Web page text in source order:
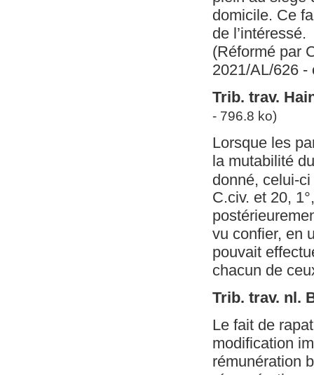
domicile. Ce
de l’intéressé.
(Réformé par
2021/AL/626 -
Trib. trav.
- 796.8 ko)
Lorsque les
la mutabilité
donné, celui-
C.civ. et 20,
vu confier, en
pouvait
chacun de
Trib. trav. nl.
Le fait de
modification
rémunération